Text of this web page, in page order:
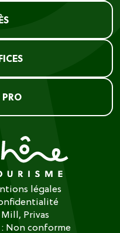
PRO
légales
Mill, Privas
Non conforme